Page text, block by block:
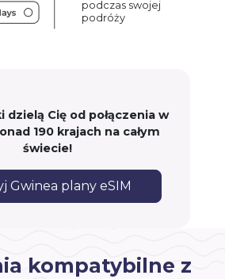
podczas swojej
podróży
dzielą Cię od połączenia w
190 krajach na całym
świecie!
Gwinea plany eSIM
kompatybilne z